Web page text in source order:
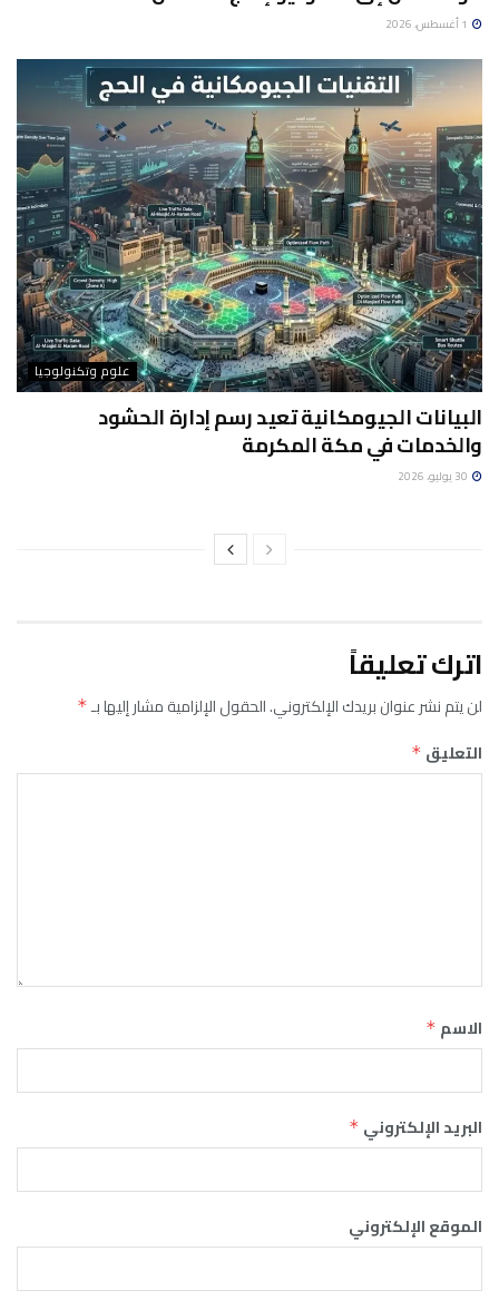
علوم وتكنولوجيا
البيانات الجيومكانية تعيد رسم إدارة الحشود
والخدمات في مكة المكرمة
اترك تعليقاً
لن يتم نشر عنوان بريدك الإلكتروني.الحقول الإلزامية مشار إليها بـ*
التعليق *
الاسم *
البريد الإلكتروني *
الموقع الإلكتروني